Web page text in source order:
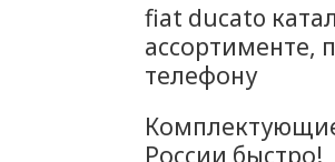
fiat ducato
ассортименте,
телефону
России быстро!